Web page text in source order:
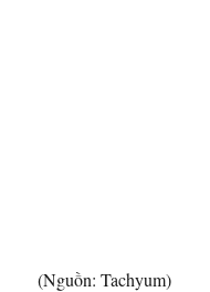
(Nguồn: Tachyum)